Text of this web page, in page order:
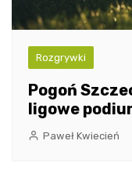
Rozgrywki
Pogoń
ligowe
Paweł Kwiecień